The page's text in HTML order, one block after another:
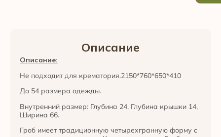
Описание
Описание:
Не подходит для крематория.2150*760*650*410
До 54 размера одежды.
Внутренний размер: Глубина 24, Глубина крышки 14,
Ширина 66.
Гроб имеет традиционную четырехгранную форму с